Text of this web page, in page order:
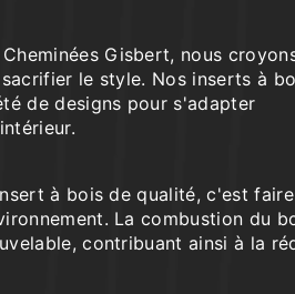
Cheminées Gisbert, nous
le style. Nos inserts à
de designs pour s'adapter
à bois de qualité, c'est
La combustion du
contribuant ainsi à la